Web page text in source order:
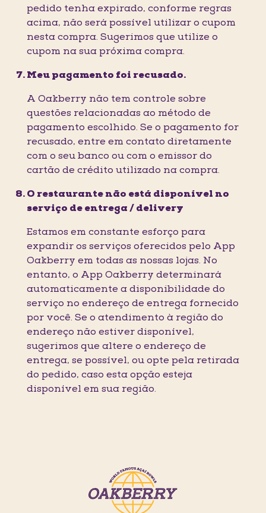
pedido tenha expirado, conforme regras
acima, não será possível utilizar o cupom
nesta compra. Sugerimos que utilize o
cupom na sua próxima compra.
Meu pagamento foi recusado.
A Oakberry não tem controle sobre
questões relacionadas ao método de
pagamento escolhido. Se o pagamento for
recusado, entre em contato diretamente
com o seu banco ou com o emissor do
cartão de crédito utilizado na compra.
O restaurante não está disponível no
serviço de entrega / delivery
Estamos em constante esforço para
expandir os serviços oferecidos pelo App
Oakberry em todas as nossas lojas. No
entanto, o App Oakberry determinará
automaticamente a disponibilidade do
serviço no endereço de entrega fornecido
por você. Se o atendimento à região do
endereço não estiver disponível,
sugerimos que altere o endereço de
entrega, se possível, ou opte pela retirada
do pedido, caso esta opção esteja
disponível em sua região.